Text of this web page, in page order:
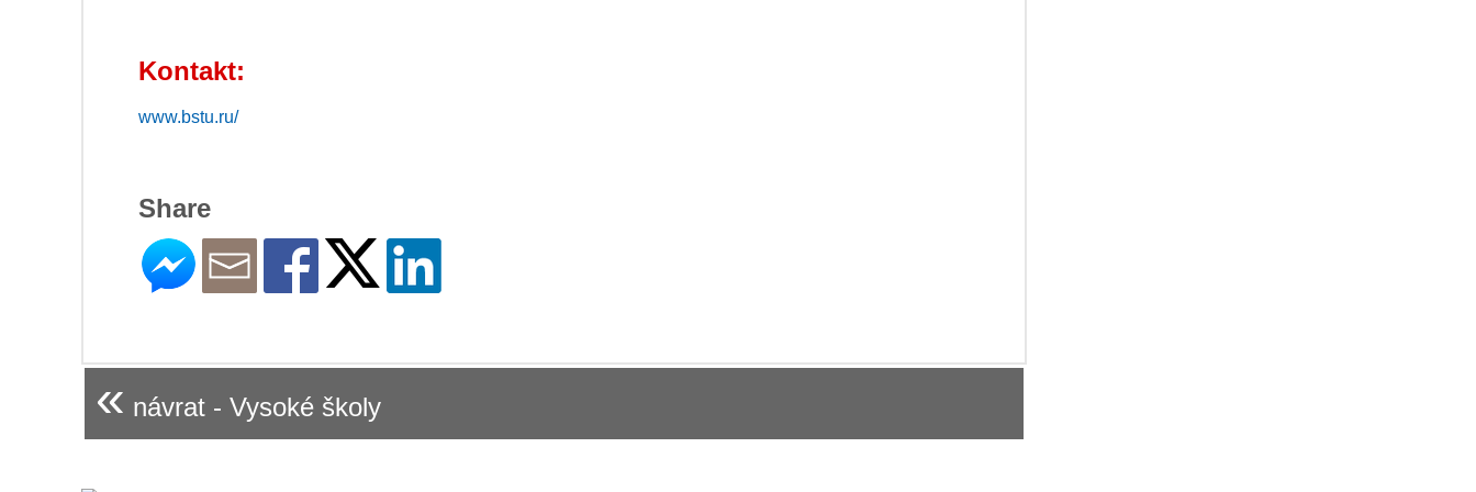
Kontakt:
www.bstu.ru/
Share
« návrat - Vysoké školy